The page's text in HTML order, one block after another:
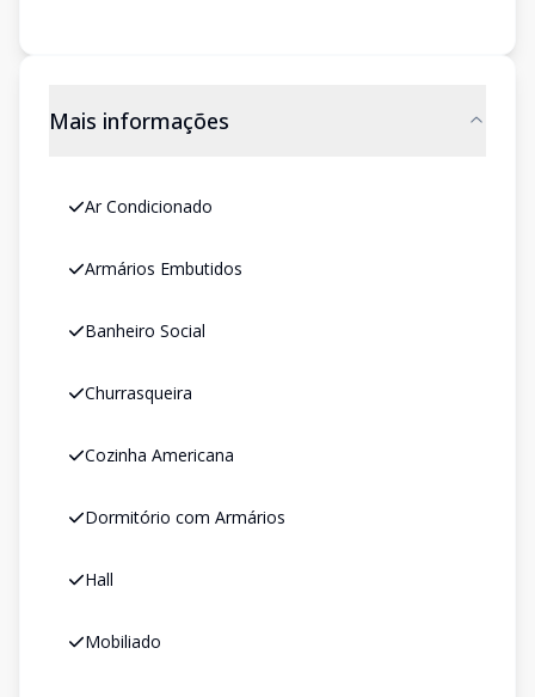
Mais informações
Ar Condicionado
Armários Embutidos
Banheiro Social
Churrasqueira
Cozinha Americana
Dormitório com Armários
Hall
Mobiliado